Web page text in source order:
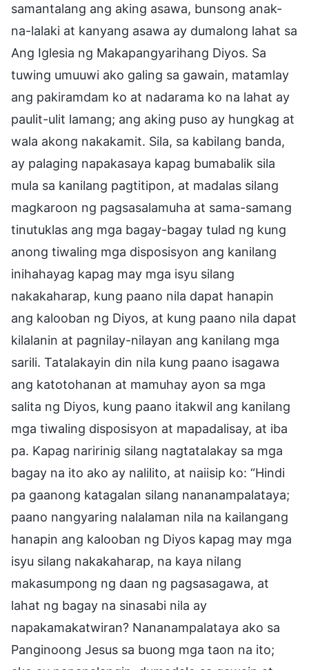
samantalang ang aking asawa, bunsong anak-
na-lalaki at kanyang asawa ay dumalong lahat sa
Ang Iglesia ng Makapangyarihang Diyos. Sa
tuwing umuuwi ako galing sa gawain, matamlay
ang pakiramdam ko at nadarama ko na lahat ay
paulit-ulit lamang; ang aking puso ay hungkag at
wala akong nakakamit. Sila, sa kabilang banda,
ay palaging napakasaya kapag bumabalik sila
mula sa kanilang pagtitipon, at madalas silang
magkaroon ng pagsasalamuha at sama-samang
tinutuklas ang mga bagay-bagay tulad ng kung
anong tiwaling mga disposisyon ang kanilang
inihahayag kapag may mga isyu silang
nakakaharap, kung paano nila dapat hanapin
ang kalooban ng Diyos, at kung paano nila dapat
kilalanin at pagnilay-nilayan ang kanilang mga
sarili. Tatalakayin din nila kung paano isagawa
ang katotohanan at mamuhay ayon sa mga
salita ng Diyos, kung paano itakwil ang kanilang
mga tiwaling disposisyon at mapadalisay, at iba
pa. Kapag naririnig silang nagtatalakay sa mga
bagay na ito ako ay nalilito, at naiisip ko: “Hindi
pa gaanong katagalan silang nananampalataya;
paano nangyaring nalalaman nila na kailangang
hanapin ang kalooban ng Diyos kapag may mga
isyu silang nakakaharap, na kaya nilang
makasumpong ng daan ng pagsasagawa, at
lahat ng bagay na sinasabi nila ay
napakamakatwiran? Nananampalataya ako sa
Panginoong Jesus sa buong mga taon na ito;